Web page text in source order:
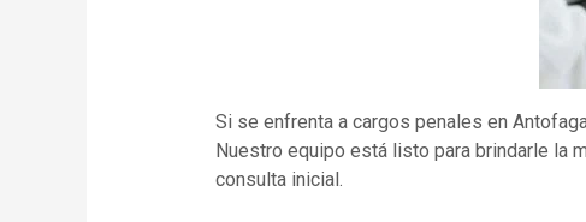
Si se enfrenta a cargos penales en
Nuestro equipo está listo para brindarle la
consulta inicial.